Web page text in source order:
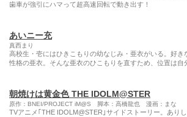
歯車が強引にハマって超高速回転で動き出す！
あいニー充
真西まり
高校生・壱にはひきこもりの幼なじみ・亜衣がいる。好
性格の亜衣。そんな亜衣のひこもりを直すため、位置は
朝焼けは黄金色 THE IDOLM@STER
原作：BNEI/PROJECT iM@S 脚本：高橋龍也 漫画：まな
TVアニメ｢THE IDOLM@STER｣サイドストーリー。あり